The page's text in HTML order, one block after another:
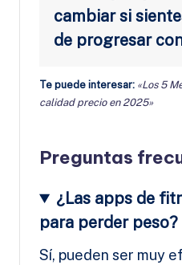
cambiar si
de progresar
Te puede interesar: «Los 5
calidad precio en 2025»
Preguntas
¿Las apps de
para perder peso?
Sí, pueden ser muy